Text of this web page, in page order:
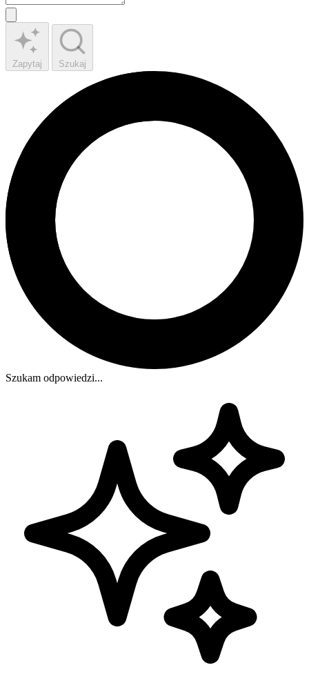
Zapytaj Szukaj
Szukam odpowiedzi...